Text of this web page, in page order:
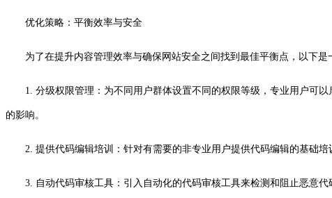
优化策略：平衡效率与安全
为了在提升内容管理效率与确保网站安全之间找到最佳平衡点，以下是
1. 分级权限管理：为不同用户群体设置不同的权限等级，专业用户可
的影响。
2. 提供代码编辑培训：针对有需要的非专业用户提供代码编辑的基础
3. 自动代码审核工具：引入自动化的代码审核工具来检测和阻止恶意